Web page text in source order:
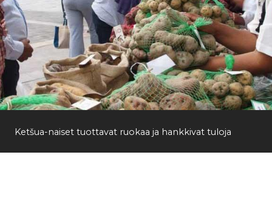
Ketšua-naiset tuottavat ruokaa ja hankkivat tuloja